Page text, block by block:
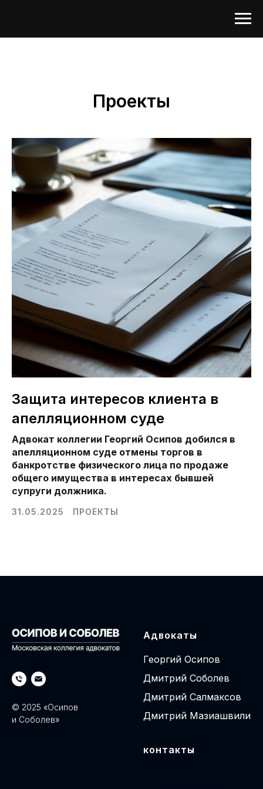
Проекты
Защита интересов клиента в
апелляционном суде
Адвокат коллегии Георгий Осипов добился в
апелляционном суде отмены торгов в
банкротстве физического лица по продаже
общего имущества в интересах бывшей
супруги должника.
31.05.2025 ПРОЕКТЫ
© 2025 «Осипов
и Соболев»
Адвокаты
Георгий Осипов
Дмитрий Соболев
Дмитрий Салмаксов
Дмитрий Мазиашвили
контакты